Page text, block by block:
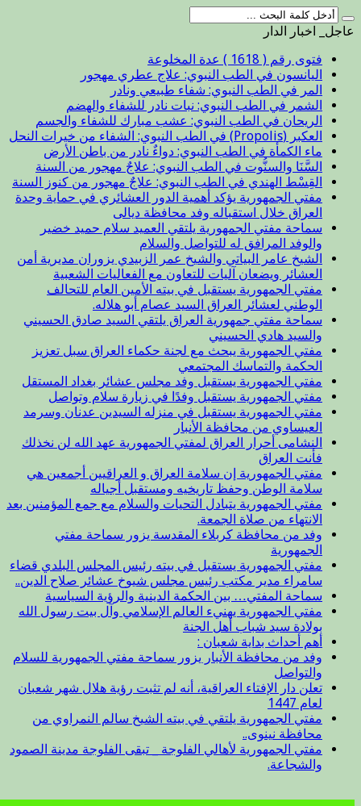
عاجل_ اخبار الدار
فتوى رقم ( 1618 ) عدة المخلوعة
اليانسون في الطب النبوي: علاج عطري مهجور
المر في الطب النبوي: شفاء طبيعي ونادر
الشمر في الطب النبوي: نبات نادر للشفاء والهضم
الريحان في الطب النبوي: عشب مبارك للشفاء والجسم
العكبر (Propolis) في الطب النبوي: الشفاء من خيرات النحل
ماء الكمأة في الطب النبوي: دواءٌ نادر من باطن الأرض
السَّنَا والسنُّوت في الطب النبوي: علاجٌ مهجور من السنة
القِسْط الهندي في الطب النبوي: علاجٌ مهجور من كنوز السنة
مفتي الجمهورية يؤكد أهمية الدور العشائري في حماية وحدة
العراق خلال استقباله وفد محافظة ديالى
سماحة مفتي الجمهورية يلتقي العميد سلام حميد خضير
والوفد المرافق له للتواصل والسلام
الشيخ عامر البياتي والشيخ عمر الزبيدي يزوران مديرية أمن
العشائر ويضعان آليات للتعاون مع الفعاليات الشعبية
مفتي الجمهورية يستقبل في بيته الأمين العام للتحالف
الوطني لعشائر العراق السيد عصام أبو هلاله.
سماحة مفتي جمهورية العراق يلتقي السيد صادق الحسيني
والسيد هادي الحسيني
مفتي الجمهورية يبحث مع لجنة حكماء العراق سبل تعزيز
الحكمة والتماسك المجتمعي
مفتي الجمهورية يستقبل وفد مجلس عشائر بغداد المستقل
مفتي الجمهورية يستقبل وفدًا في زيارة سلام وتواصل
مفتي الجمهورية يستقبل في منزله السيدين عدنان وسرمد
العيساوي من محافظة الأنبار
النشامى أحرار العراق لمفتي الجمهورية عهد الله لن نخذلك
فأنت العراق
مفتي الجمهورية إن سلامة العراق و العراقيين أجمعين هي
سلامة الوطن وحفظ تاريخيه ومستقبل أجياله
مفتي الجمهورية يتبادل التحيات والسلام مع جمع المؤمنين بعد
الانتهاء من صلاة الجمعة.
وفد من محافظة كربلاء المقدسة يزور سماحة مفتي
الجمهورية
مفتي الجمهورية يستقبل في بيته رئيس المجلس البلدي قضاء
سامراء مدير مكتب رئيس مجلس شيوخ عشائر صلاح الدين..
سماحة المفتي… بين الحكمة الدينية والرؤية السياسية
مفتي الجمهورية يهنيء العالم الإسلامي وآل بيت رسول الله
بولادة سيد شباب أهل الجنة
أهم أحداث بداية شعبان :
وفد من محافظة الأنبار يزور سماحة مفتي الجمهورية للسلام
والتواصل
تعلن دار الإفتاء العراقية، أنه لم تثبت رؤية هلال شهر شعبان
لعام 1447
مفتي الجمهورية يلتقي في بيته الشيخ سالم النمراوي من
محافظة نينوى..
مفتي الجمهورية لأهالي الفلوجة _ تبقى الفلوجة مدينة الصمود
والشجاعة.